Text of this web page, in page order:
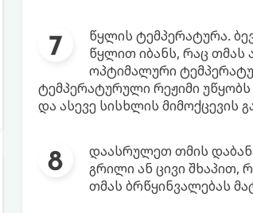
წყლის ტემპერატურა.
წყლით იბანს, რაც თმას
ოპტიმალური
ტემპერატურული რეჟიმი
და ასევე სისხლის მიმოქცევის
დაასრულეთ თმის
გრილი ან ცივი შხაპით,
თმას ბრწყინვალებას